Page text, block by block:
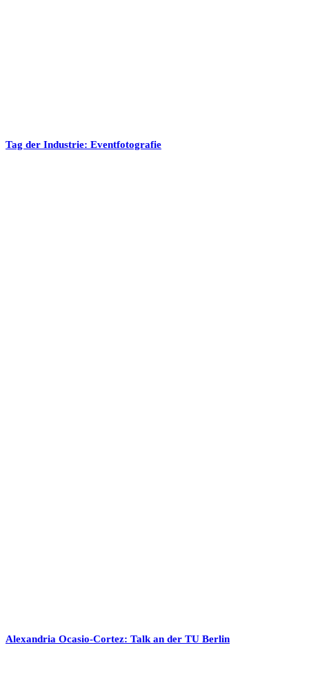
Tag der Industrie: Eventfotografie
Alexandria Ocasio-Cortez: Talk an der TU Berlin